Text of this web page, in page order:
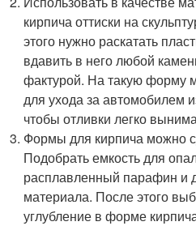
кирпича оттиски на
этого нужно раскатать
вдавить в него любой
фактурой. На такую форму
для ухода за автомобилем
чтобы отливки легко
Формы для кирпича можно
Подобрать емкость для
расплавленный парафин и
материала. После этого
углубление в форме